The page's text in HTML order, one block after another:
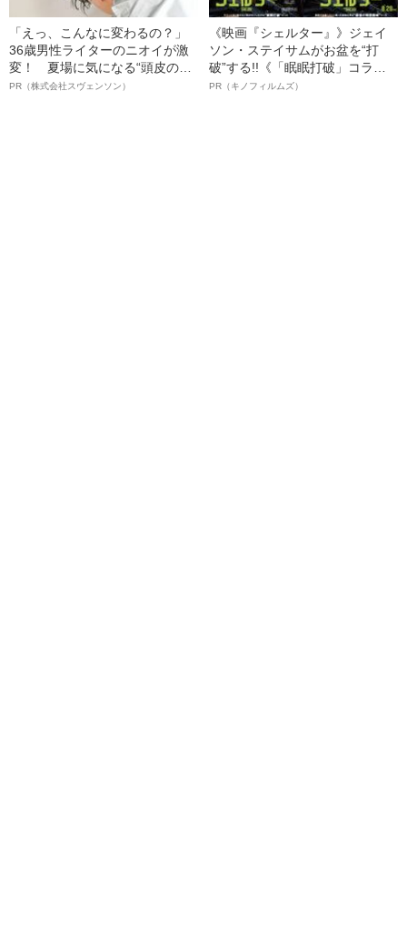
「えっ、こんなに変わるの？」
36歳男性ライターのニオイが激
変！ 夏場に気になる“頭皮のニ
オイ”や“ベタつき”を解消す
PR（株式会社スヴェンソン）
《映画『シェルター』》ジェイ
ソン・ステイサムがお盆を“打
破”する!!《「眠眠打破」コラ
ボ》
PR（キノフィルムズ）